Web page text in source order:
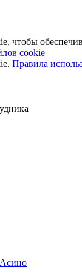
чтобы
cookie
Правила